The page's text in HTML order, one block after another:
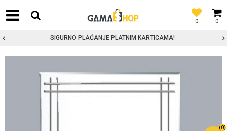
0
0
SIGURNO PLAĆANJE PLATNIM KARTICAMA!
(0)